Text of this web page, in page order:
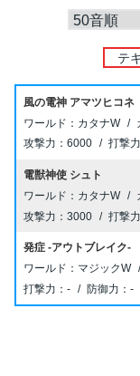
テ
風の電神 アマツヒコネ
カタナW
6000
電獣神使 シュト
カタナW
3000
発症 -アウトブレイク-
マジックW
-
-